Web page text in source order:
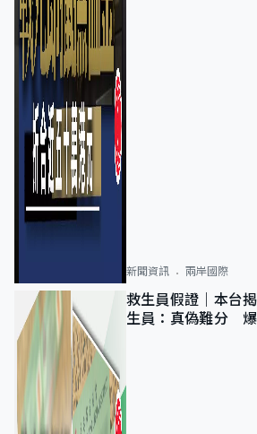
新聞資訊 兩岸國際
救生員假證｜本台
生員：真偽難分